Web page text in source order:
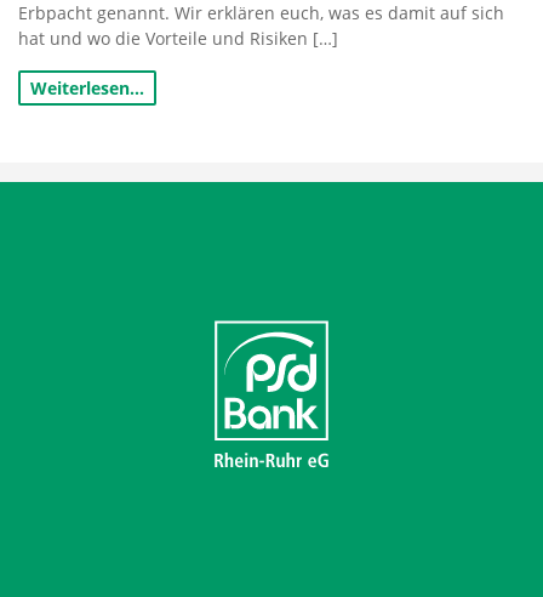
Erbpacht genannt. Wir erklären euch, was es damit auf sich
hat und wo die Vorteile und Risiken […]
Weiterlesen…